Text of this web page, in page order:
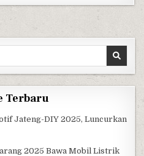
Terbaru
Jateng-DIY 2025, Luncurkan
2025 Bawa Mobil Listrik